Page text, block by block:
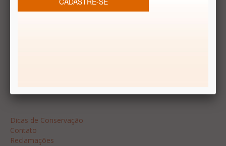
REDES SOCIAIS
Dicas de Conservação
Contato
Reclamações